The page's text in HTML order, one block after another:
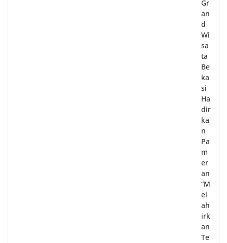
Gr
an
d
Wi
sa
ta
Be
ka
si
Ha
dir
ka
n
Pa
m
er
an
“M
el
ah
irk
an
Te